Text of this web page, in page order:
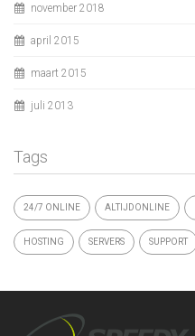
november 2018
april 2015
maart 2015
juli 2013
Tags
24/7 ONLINE ALTIJDONLINE
HOSTING SERVERS SUPPORT